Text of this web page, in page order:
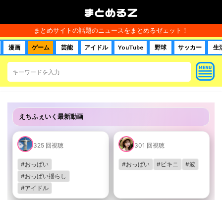
まとめるＺ
まとめサイトの話題のニュースをまとめるゼェット！
漫画 ゲーム 芸能 アイドル YouTube 野球 サッカー 生